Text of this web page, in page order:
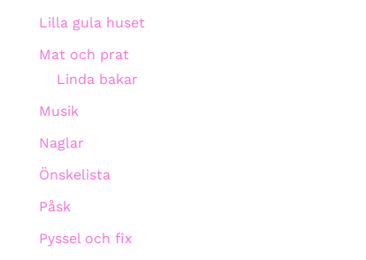
Lilla gula huset
Mat och prat
Linda bakar
Musik
Naglar
Önskelista
Påsk
Pyssel och fix